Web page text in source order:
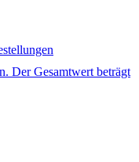
Der Gesamtwert beträgt